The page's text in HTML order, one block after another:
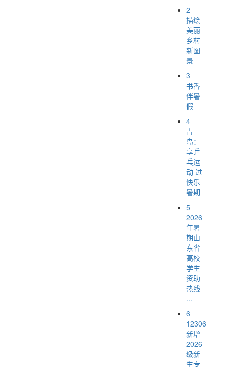
2
描绘
美丽
乡村
新图
景
3
书香
伴暑
假
4
青
岛：
享乒
乓运
动 过
快乐
暑期
5
2026
年暑
期山
东省
高校
学生
资助
热线
...
6
12306
新增
2026
级新
生专